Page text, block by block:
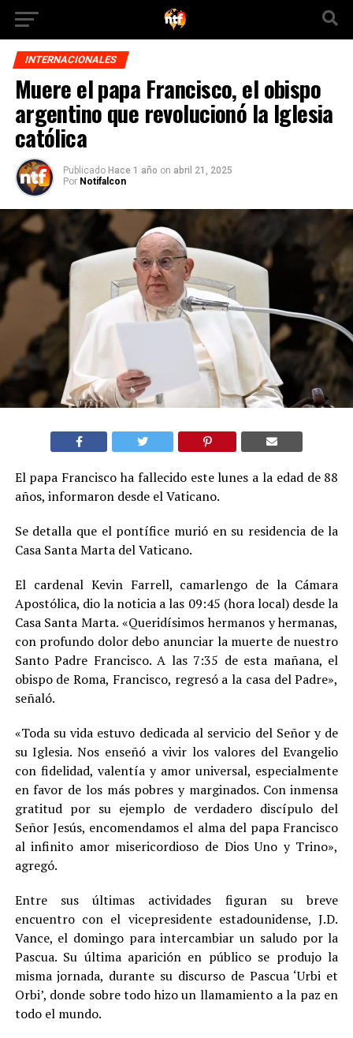
INTERNACIONALES
Muere el papa Francisco, el obispo
argentino que revolucionó la Iglesia
católica
Publicado Hace 1 año on abril 21, 2025
Por Notifalcon
El papa Francisco ha fallecido este lunes a la edad de 88
años, informaron desde el Vaticano.
Se detalla que el pontífice murió en su residencia de la
Casa Santa Marta del Vaticano.
El cardenal Kevin Farrell, camarlengo de la Cámara
Apostólica, dio la noticia a las 09:45 (hora local) desde la
Casa Santa Marta. «Queridísimos hermanos y hermanas,
con profundo dolor debo anunciar la muerte de nuestro
Santo Padre Francisco. A las 7:35 de esta mañana, el
obispo de Roma, Francisco, regresó a la casa del Padre»,
señaló.
«Toda su vida estuvo dedicada al servicio del Señor y de
su Iglesia. Nos enseñó a vivir los valores del Evangelio
con fidelidad, valentía y amor universal, especialmente
en favor de los más pobres y marginados. Con inmensa
gratitud por su ejemplo de verdadero discípulo del
Señor Jesús, encomendamos el alma del papa Francisco
al infinito amor misericordioso de Dios Uno y Trino»,
agregó.
Entre sus últimas actividades figuran su breve
encuentro con el vicepresidente estadounidense, J.D.
Vance, el domingo para intercambiar un saludo por la
Pascua. Su última aparición en público se produjo la
misma jornada, durante su discurso de Pascua ‘Urbi et
Orbi’, donde sobre todo hizo un llamamiento a la paz en
todo el mundo.